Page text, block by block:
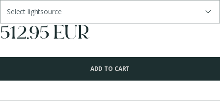
Select lightsource
512.95 EUR
ADD TO CART